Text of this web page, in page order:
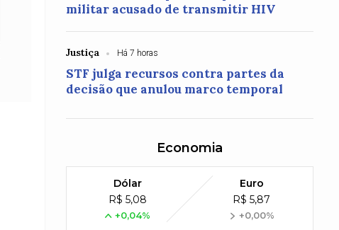
militar acusado de transmitir HIV
Justiça Há 7 horas
STF julga recursos contra partes da
decisão que anulou marco temporal
Economia
Dólar
R$ 5,08
+0,04%
Euro
R$ 5,87
+0,00%